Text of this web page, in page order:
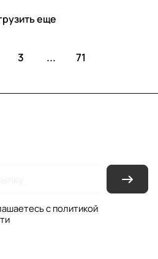
еще
3 ... 71
с политикой